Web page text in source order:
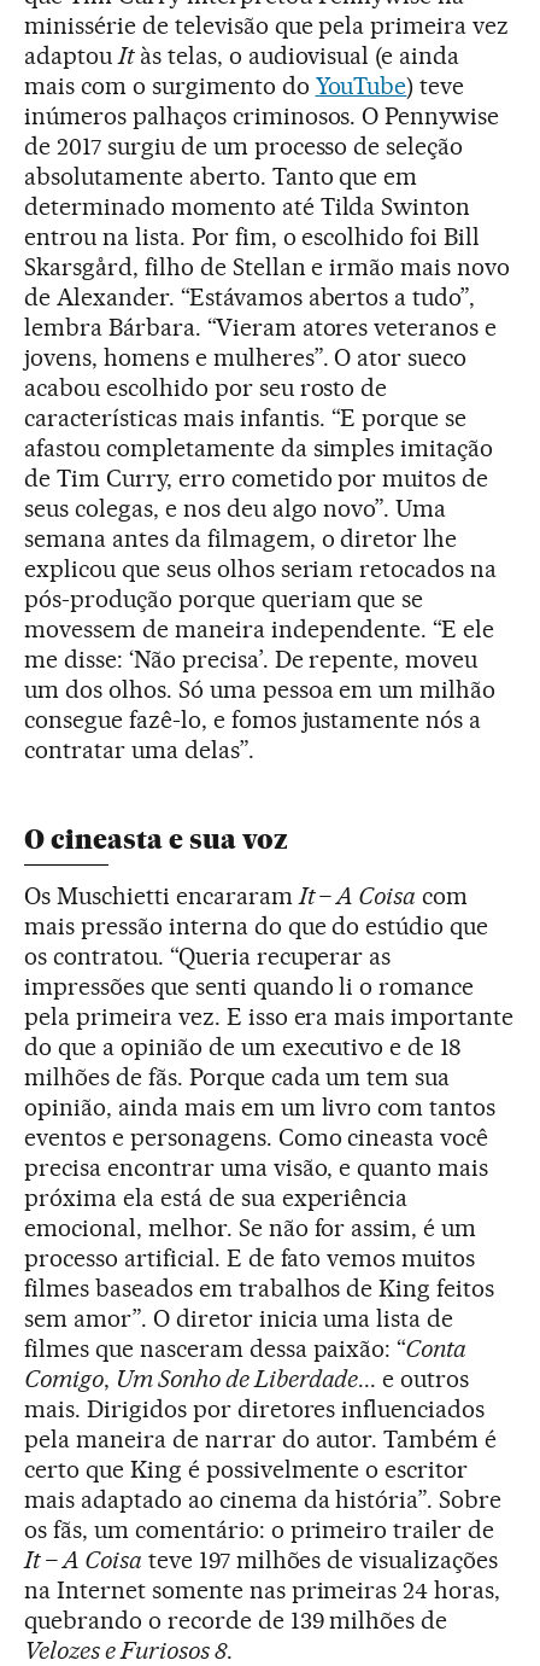
minissérie de televisão que pela primeira vez
adaptouItàs telas, o audiovisual (e ainda
mais com o surgimento do YouTube) teve
inúmeros palhaços criminosos. O Pennywise
de 2017 surgiu de um processo de seleção
absolutamente aberto. Tanto que em
determinado momento até Tilda Swinton
entrou na lista. Por fim, o escolhido foi Bill
Skarsgård, filho de Stellan e irmão mais novo
de Alexander. “Estávamos abertos a tudo”,
lembra Bárbara. “Vieram atores veteranos e
jovens, homens e mulheres”. O ator sueco
acabou escolhido por seu rosto de
características mais infantis. “E porque se
afastou completamente da simples imitação
de Tim Curry, erro cometido por muitos de
seus colegas, e nos deu algo novo”. Uma
semana antes da filmagem, o diretor lhe
explicou que seus olhos seriam retocados na
pós-produção porque queriam que se
movessem de maneira independente. “E ele
me disse: ‘Não precisa’. De repente, moveu
um dos olhos. Só uma pessoa em um milhão
consegue fazê-lo, e fomos justamente nós a
contratar uma delas”.
O cineasta e sua voz
Os Muschietti encararamIt – A Coisa com
mais pressão interna do que do estúdio que
os contratou. “Queria recuperar as
impressões que senti quando li o romance
pela primeira vez. E isso era mais importante
do que a opinião de um executivo e de 18
milhões de fãs. Porque cada um tem sua
opinião, ainda mais em um livro com tantos
eventos e personagens. Como cineasta você
precisa encontrar uma visão, e quanto mais
próxima ela está de sua experiência
emocional, melhor. Se não for assim, é um
processo artificial. E de fato vemos muitos
filmes baseados em trabalhos de King feitos
sem amor”. O diretor inicia uma lista de
filmes que nasceram dessa paixão: “Conta
Comigo, Um Sonho de Liberdade... e outros
mais. Dirigidos por diretores influenciados
pela maneira de narrar do autor. Também é
certo que King é possivelmente o escritor
mais adaptado ao cinema da história”. Sobre
os fãs, um comentário: o primeiro trailer de
It – A Coisa teve 197 milhões de visualizações
na Internet somente nas primeiras 24 horas,
quebrando o recorde de 139 milhões de
Velozes e Furiosos 8.